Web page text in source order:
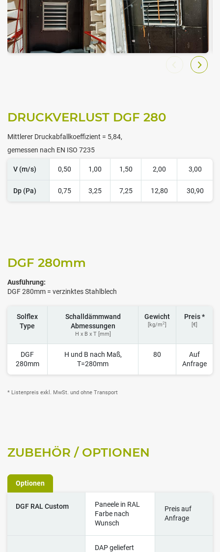
DRUCKVERLUST DGF 280
Mittlerer Druckabfallkoeffizient = 5,84,
gemessen nach EN ISO 7235
V (m/s) 0,50 1,00 1,50 2,00 3,00
Dp (Pa) 0,75 3,25 7,25 12,80 30,90
DGF 280mm
Ausführung:
DGF 280mm = verzinktes Stahlblech
Solflex
Type
Schalldämmwand
Abmessungen
H x B x T [mm]
Gewicht
[kg/m2]
Preis *
[€]
DGF
280mm
H und B nach Maß,
T=280mm
80
Auf
Anfrage
* Listenpreis exkl. MwSt. und ohne Transport
ZUBEHÖR / OPTIONEN
Optionen
DGF RAL Custom
Paneele in RAL
Farbe nach
Wunsch
Preis auf
Anfrage
DAP geliefert